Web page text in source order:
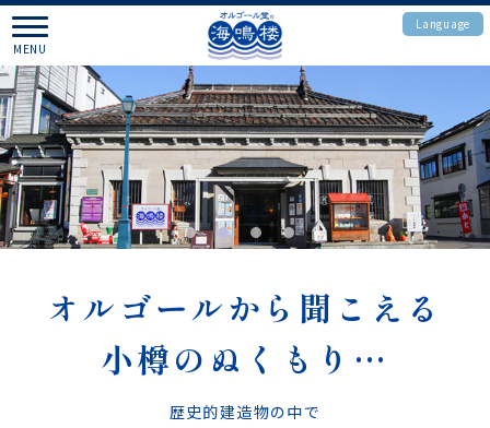
English
中文(簡体字)
中文(繁體字)
HOME
ご利用案内
オルゴール紹介
自作オルゴール
注文オルゴール
MENU
CLOSE
Language
CLOSE
オルゴールから聞こえる
小樽のぬくもり…
歴史的建造物の中で